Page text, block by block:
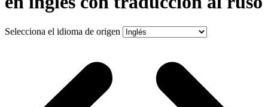
Selecciona el idioma de origen